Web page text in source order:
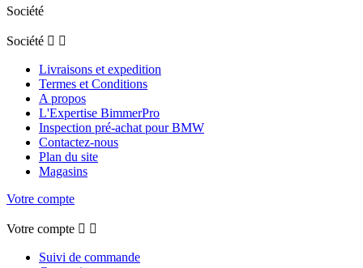
Société
Société  
Livraisons et expedition
Termes et Conditions
A propos
L'Expertise BimmerPro
Inspection pré-achat pour BMW
Contactez-nous
Plan du site
Magasins
Votre compte
Votre compte  
Suivi de commande